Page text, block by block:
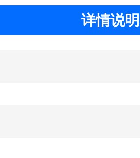
详情说明